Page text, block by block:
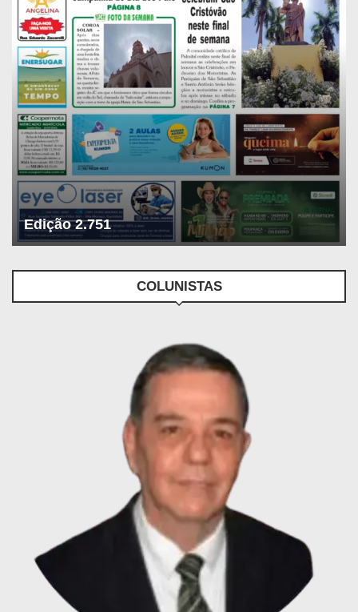
Edição 2.751
COLUNISTAS